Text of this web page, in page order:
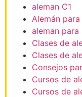
aleman C1
Alemán
aleman para
Clases de
Clases de
Consejos
Cursos de
Cursos de